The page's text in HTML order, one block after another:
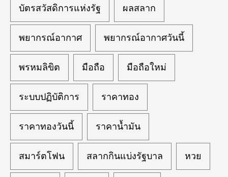
บัตรสวัสดิการแห่งรัฐ ผลสลาก
พยากรณ์อากาศ พยากรณ์อากาศวันนี้
พรหมลิขิต มือถือ มือถือใหม่
ระบบปฏิบัติการ ราคาทอง
ราคาทองวันนี้ ราคาน้ำมัน
สมาร์ตโฟน สลากกินแบ่งรัฐบาล หวย